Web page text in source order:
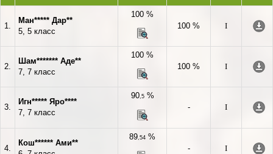
1.
Ман***** Дар**
5, 5 класс
100 %
100 %
I
2.
Шам******* Аде**
7, 7 класс
100 %
100 %
I
3.
Игн***** Яро****
7, 7 класс
90,5%
-
I
4.
Кош****** Ами**
89,54 %
-
I